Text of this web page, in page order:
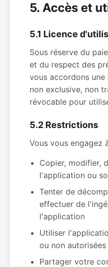
5. Accès et
5.1 Licence
Sous réserve du
et du respect des
vous accordons une
non exclusive, non
révocable pour
5.2 Restrictions
Vous vous engagez
Copier, modifier,
l'application ou
Tenter de
effectuer de
l'application
Utiliser
ou non autorisées
Partager votre